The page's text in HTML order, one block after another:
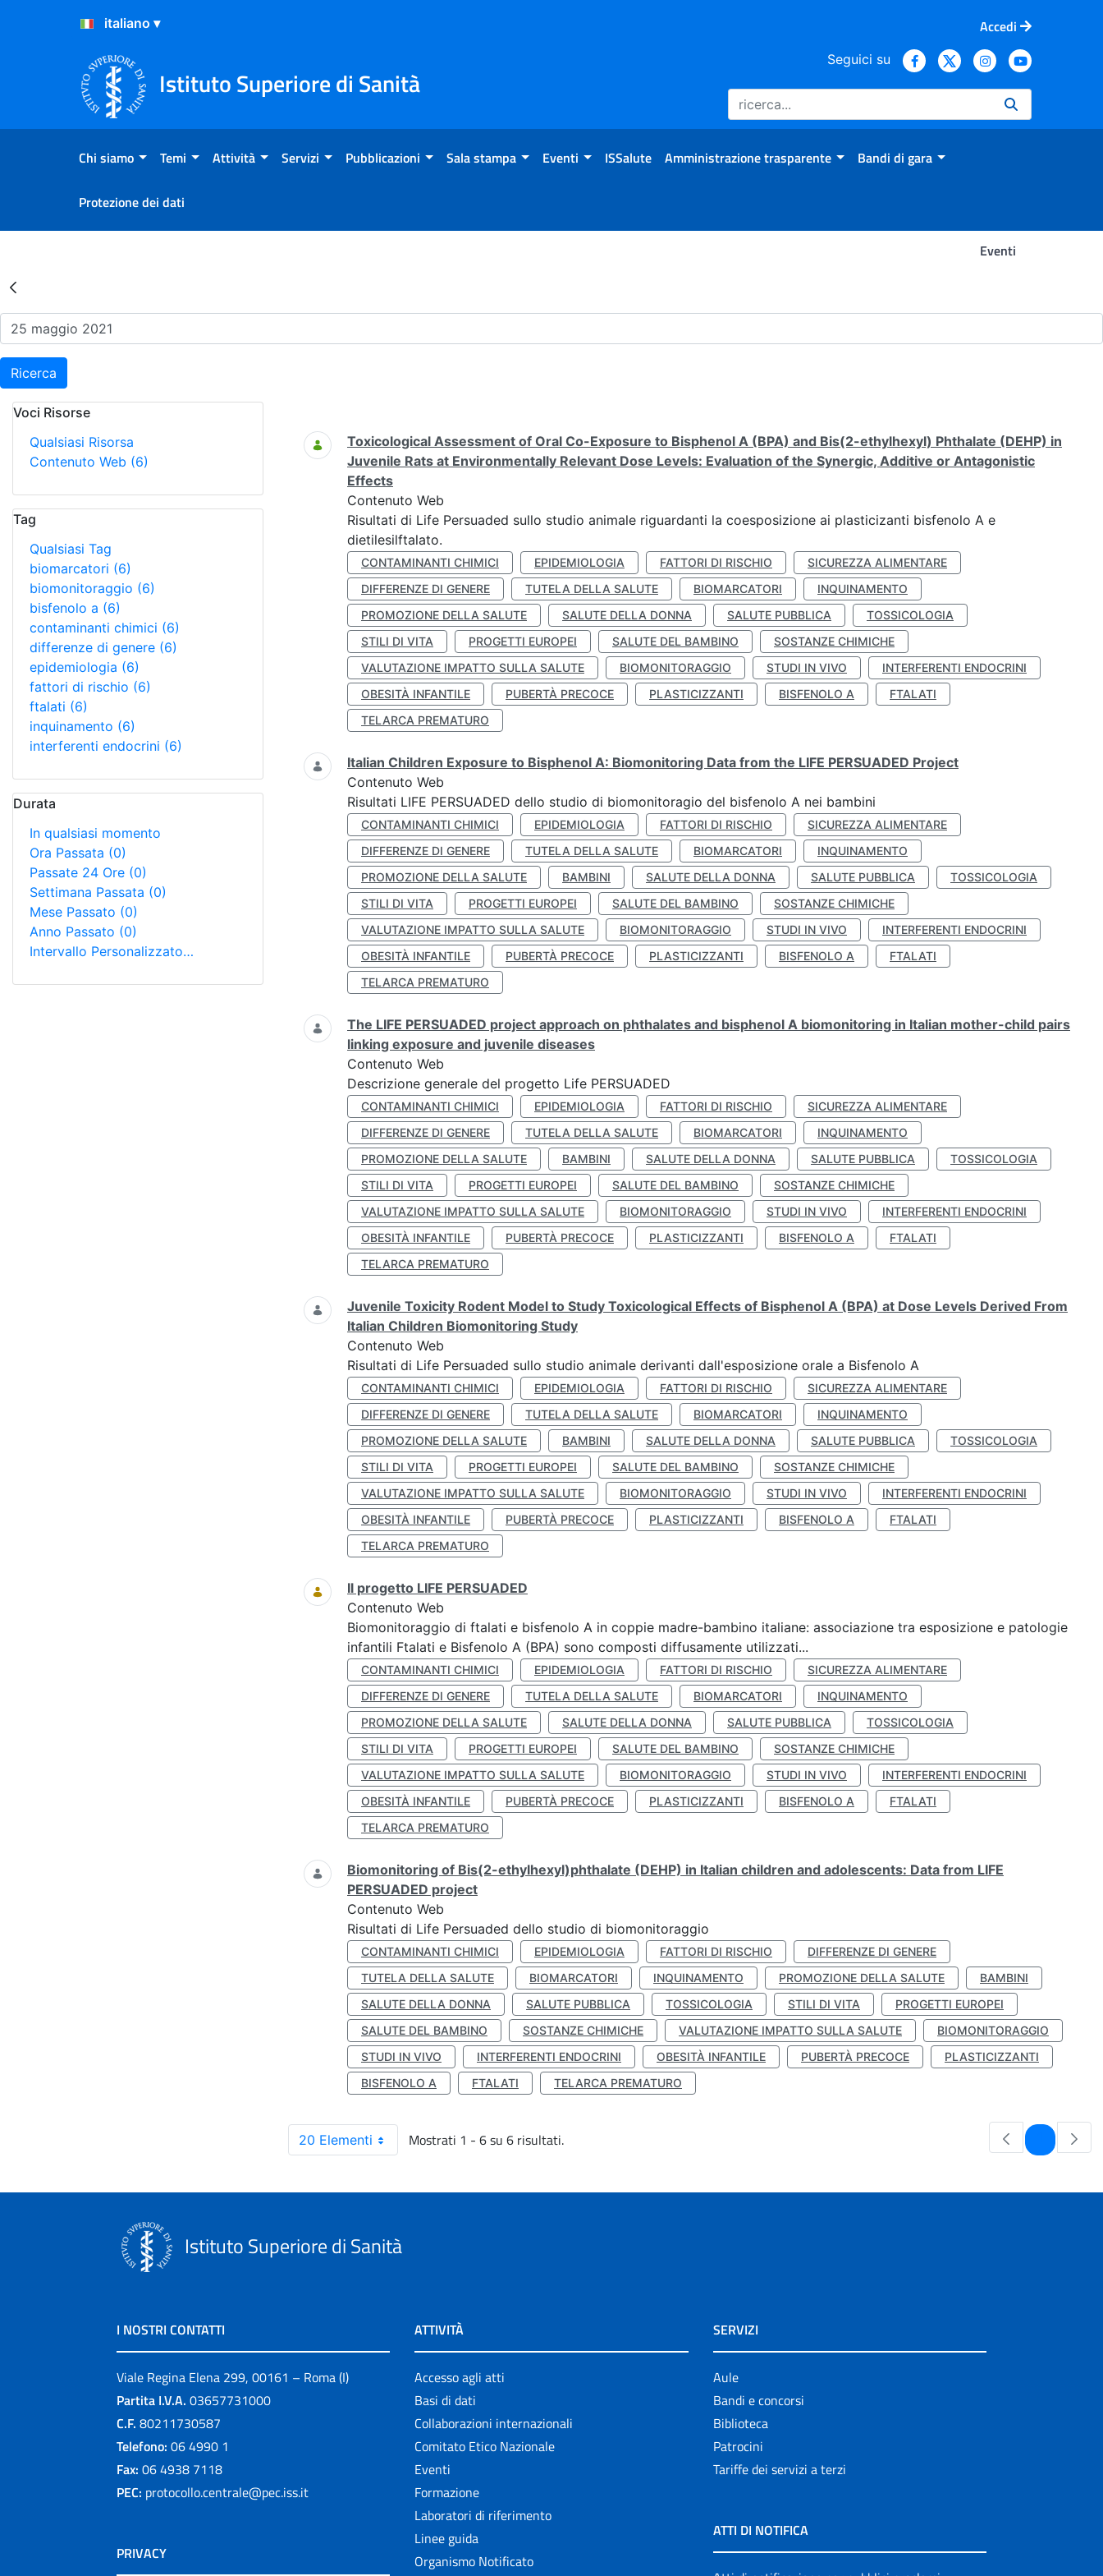
Salta al Contenuto
Salta al Footer
Accedi
Istituto Superiore di Sanità
Seguici su
Chi siamo Temi Attività Servizi Pubblicazioni Sala stampa Eventi ISSalute Amministrazione trasparente Bandi di gara
Protezione dei dati
Eventi
Risultati della Ricerca - Eventi
Ricerca
Voci Risorse
Qualsiasi Risorsa
Contenuto Web (6)
Tag
Qualsiasi Tag
biomarcatori (6)
biomonitoraggio (6)
bisfenolo a (6)
contaminanti chimici (6)
differenze di genere (6)
epidemiologia (6)
fattori di rischio (6)
ftalati (6)
inquinamento (6)
interferenti endocrini (6)
Durata
In qualsiasi momento
Ora Passata (0)
Passate 24 Ore (0)
Settimana Passata (0)
Mese Passato (0)
Anno Passato (0)
Intervallo Personalizzato…
Ricerca
Toxicological Assessment of Oral Co-Exposure to Bisphenol A (BPA) and Bis(2-ethylhexyl) Phthalate (DEHP) in
Juvenile Rats at Environmentally Relevant Dose Levels: Evaluation of the Synergic, Additive or Antagonistic
Effects
Contenuto Web
Risultati di Life Persuaded sullo studio animale riguardanti la coesposizione ai plasticizanti bisfenolo A e
dietilesilftalato.
CONTAMINANTI CHIMICI EPIDEMIOLOGIA FATTORI DI RISCHIO
SICUREZZA ALIMENTARE
DIFFERENZE DI GENERE
TUTELA DELLA SALUTE BIOMARCATORI
INQUINAMENTO
PROMOZIONE DELLA SALUTE
SALUTE DELLA DONNA SALUTE PUBBLICA
TOSSICOLOGIA
STILI DI VITA
PROGETTI EUROPEI SALUTE DEL BAMBINO
SOSTANZE CHIMICHE
VALUTAZIONE IMPATTO SULLA SALUTE
BIOMONITORAGGIO STUDI IN VIVO
INTERFERENTI ENDOCRINI
OBESITÀ INFANTILE
PUBERTÀ PRECOCE PLASTICIZZANTI BISFENOLO A
FTALATI
TELARCA PREMATURO
Italian Children Exposure to Bisphenol A: Biomonitoring Data from the LIFE PERSUADED Project
Contenuto Web
Risultati LIFE PERSUADED dello studio di biomonitoragio del bisfenolo A nei bambini
CONTAMINANTI CHIMICI EPIDEMIOLOGIA FATTORI DI RISCHIO
SICUREZZA ALIMENTARE
DIFFERENZE DI GENERE
TUTELA DELLA SALUTE BIOMARCATORI
INQUINAMENTO
PROMOZIONE DELLA SALUTE
BAMBINI SALUTE DELLA DONNA SALUTE PUBBLICA
TOSSICOLOGIA
STILI DI VITA
PROGETTI EUROPEI SALUTE DEL BAMBINO
SOSTANZE CHIMICHE
VALUTAZIONE IMPATTO SULLA SALUTE
BIOMONITORAGGIO STUDI IN VIVO
INTERFERENTI ENDOCRINI
OBESITÀ INFANTILE
PUBERTÀ PRECOCE PLASTICIZZANTI BISFENOLO A
FTALATI
TELARCA PREMATURO
The LIFE PERSUADED project approach on phthalates and bisphenol A biomonitoring in Italian mother-child pairs
linking exposure and juvenile diseases
Contenuto Web
Descrizione generale del progetto Life PERSUADED
CONTAMINANTI CHIMICI EPIDEMIOLOGIA FATTORI DI RISCHIO
SICUREZZA ALIMENTARE
DIFFERENZE DI GENERE
TUTELA DELLA SALUTE BIOMARCATORI
INQUINAMENTO
PROMOZIONE DELLA SALUTE
BAMBINI SALUTE DELLA DONNA SALUTE PUBBLICA
TOSSICOLOGIA
STILI DI VITA
PROGETTI EUROPEI SALUTE DEL BAMBINO
SOSTANZE CHIMICHE
VALUTAZIONE IMPATTO SULLA SALUTE
BIOMONITORAGGIO STUDI IN VIVO
INTERFERENTI ENDOCRINI
OBESITÀ INFANTILE
PUBERTÀ PRECOCE PLASTICIZZANTI BISFENOLO A
FTALATI
TELARCA PREMATURO
Juvenile Toxicity Rodent Model to Study Toxicological Effects of Bisphenol A (BPA) at Dose Levels Derived From
Italian Children Biomonitoring Study
Contenuto Web
Risultati di Life Persuaded sullo studio animale derivanti dall'esposizione orale a Bisfenolo A
CONTAMINANTI CHIMICI EPIDEMIOLOGIA FATTORI DI RISCHIO
SICUREZZA ALIMENTARE
DIFFERENZE DI GENERE
TUTELA DELLA SALUTE BIOMARCATORI
INQUINAMENTO
PROMOZIONE DELLA SALUTE
BAMBINI SALUTE DELLA DONNA SALUTE PUBBLICA
TOSSICOLOGIA
STILI DI VITA
PROGETTI EUROPEI SALUTE DEL BAMBINO
SOSTANZE CHIMICHE
VALUTAZIONE IMPATTO SULLA SALUTE
BIOMONITORAGGIO STUDI IN VIVO
INTERFERENTI ENDOCRINI
OBESITÀ INFANTILE
PUBERTÀ PRECOCE PLASTICIZZANTI BISFENOLO A
FTALATI
TELARCA PREMATURO
Il progetto LIFE PERSUADED
Contenuto Web
Biomonitoraggio di ftalati e bisfenolo A in coppie madre-bambino italiane: associazione tra esposizione e patologie
infantili Ftalati e Bisfenolo A (BPA) sono composti diffusamente utilizzati...
CONTAMINANTI CHIMICI EPIDEMIOLOGIA FATTORI DI RISCHIO
SICUREZZA ALIMENTARE
DIFFERENZE DI GENERE
TUTELA DELLA SALUTE BIOMARCATORI
INQUINAMENTO
PROMOZIONE DELLA SALUTE
SALUTE DELLA DONNA SALUTE PUBBLICA
TOSSICOLOGIA
STILI DI VITA
PROGETTI EUROPEI SALUTE DEL BAMBINO
SOSTANZE CHIMICHE
VALUTAZIONE IMPATTO SULLA SALUTE
BIOMONITORAGGIO STUDI IN VIVO
INTERFERENTI ENDOCRINI
OBESITÀ INFANTILE
PUBERTÀ PRECOCE PLASTICIZZANTI BISFENOLO A
FTALATI
TELARCA PREMATURO
Biomonitoring of Bis(2-ethylhexyl)phthalate (DEHP) in Italian children and adolescents: Data from LIFE
PERSUADED project
Contenuto Web
Risultati di Life Persuaded dello studio di biomonitoraggio
CONTAMINANTI CHIMICI EPIDEMIOLOGIA FATTORI DI RISCHIO
DIFFERENZE DI GENERE
TUTELA DELLA SALUTE
BIOMARCATORI INQUINAMENTO PROMOZIONE DELLA SALUTE
BAMBINI
SALUTE DELLA DONNA
SALUTE PUBBLICA TOSSICOLOGIA STILI DI VITA
PROGETTI EUROPEI
SALUTE DEL BAMBINO
SOSTANZE CHIMICHE VALUTAZIONE IMPATTO SULLA SALUTE
BIOMONITORAGGIO
STUDI IN VIVO
INTERFERENTI ENDOCRINI OBESITÀ INFANTILE PUBERTÀ PRECOCE
PLASTICIZZANTI
BISFENOLO A
FTALATI TELARCA PREMATURO
20 Elementi Mostrati 1 - 6 su 6 risultati. Pagina
Istituto Superiore di Sanità
I NOSTRI CONTATTI
Viale Regina Elena 299, 00161 – Roma (I)
Partita I.V.A. 03657731000
C.F. 80211730587
Telefono: 06 4990 1
Fax: 06 4938 7118
PEC: protocollo.centrale@pec.iss.it
PRIVACY
ATTIVITÀ
Accesso agli atti
Basi di dati
Collaborazioni internazionali
Comitato Etico Nazionale
Eventi
Formazione
Laboratori di riferimento
Linee guida
Organismo Notificato
SERVIZI
Aule
Bandi e concorsi
Biblioteca
Patrocini
Tariffe dei servizi a terzi
ATTI DI NOTIFICA